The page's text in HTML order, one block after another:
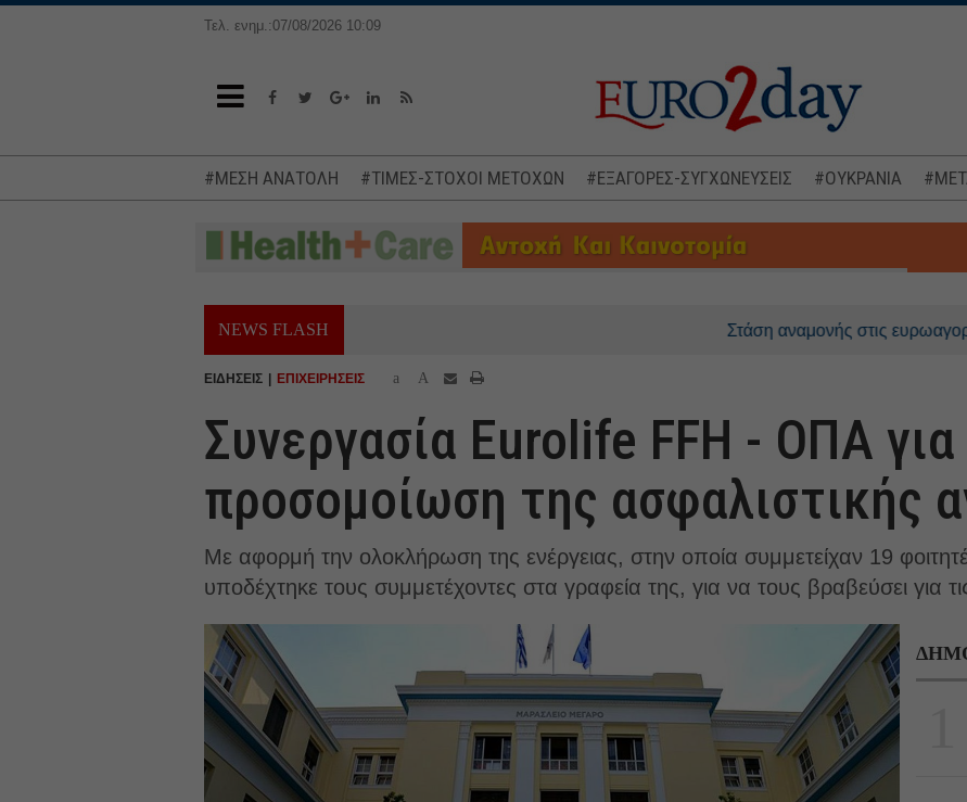
Τελ. ενημ.:07/08/2026 10:09
#ΜΕΣΗ ΑΝΑΤΟΛΗ #ΤΙΜΕΣ-ΣΤΟΧΟΙ ΜΕΤΟΧΩΝ #ΕΞΑΓΟΡΕΣ-ΣΥΓΧΩΝΕΥΣΕΙΣ #ΟΥΚΡΑΝΙΑ
NEWS FLASH Στάση αναμονής στις ευρωαγορές, στο
ΕΙΔΗΣΕΙΣ ΕΠΙΧΕΙΡΗΣΕΙΣ a A
Συνεργασία Eurolife FFH - ΟΠΑ για
προσομοίωση της ασφαλιστικής
Με αφορμή την ολοκλήρωση της ενέργειας, στην οποία συμμετείχαν 19 φοιτητές
υποδέχτηκε τους συμμετέχοντες στα γραφεία της, για να τους βραβεύσει για